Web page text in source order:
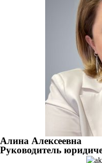
Алина Алексеевна
Руководитель